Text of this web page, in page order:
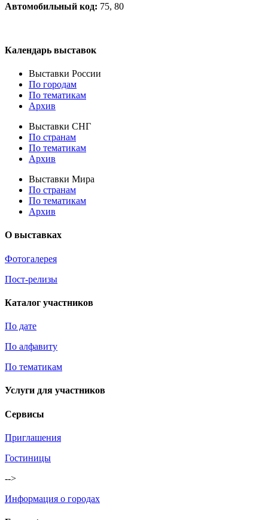
Автомобильный код: 75, 80
Календарь выставок
Выставки России
По городам
По тематикам
Архив
Выставки СНГ
По странам
По тематикам
Архив
Выставки Мира
По странам
По тематикам
Архив
О выставках
Фотогалерея
Пост-релизы
Каталог участников
По дате
По алфавиту
По тематикам
Услуги для участников
Сервисы
Приглашения
Гостиницы
-->
Информация о городах